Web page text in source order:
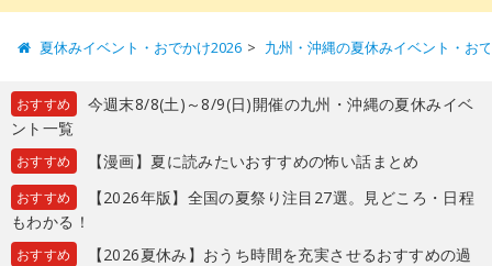
夏休みイベント・おでかけ2026 九州・沖縄の夏休みイベント・お
おすすめ
今週末8/8(土)～8/9(日)開催の九州・沖縄の夏休みイベ
ント一覧
おすすめ 【漫画】夏に読みたいおすすめの怖い話まとめ
おすすめ
【2026年版】全国の夏祭り注目27選。見どころ・日程
もわかる！
おすすめ
【2026夏休み】おうち時間を充実させるおすすめの過